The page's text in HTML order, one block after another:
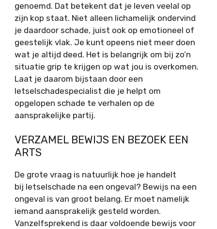
genoemd. Dat betekent dat je leven veelal op
zijn kop staat. Niet alleen lichamelijk ondervind
je daardoor schade, juist ook op emotioneel of
geestelijk vlak. Je kunt opeens niet meer doen
wat je altijd deed. Het is belangrijk om bij zo’n
situatie grip te krijgen op wat jou is overkomen.
Laat je daarom bijstaan door een
letselschadespecialist die je helpt om
opgelopen schade te verhalen op de
aansprakelijke partij.
VERZAMEL BEWIJS EN BEZOEK EEN
ARTS
De grote vraag is natuurlijk hoe je handelt
bij letselschade na een ongeval? Bewijs na een
ongeval is van groot belang. Er moet namelijk
iemand aansprakelijk gesteld worden.
Vanzelfsprekend is daar voldoende bewijs voor